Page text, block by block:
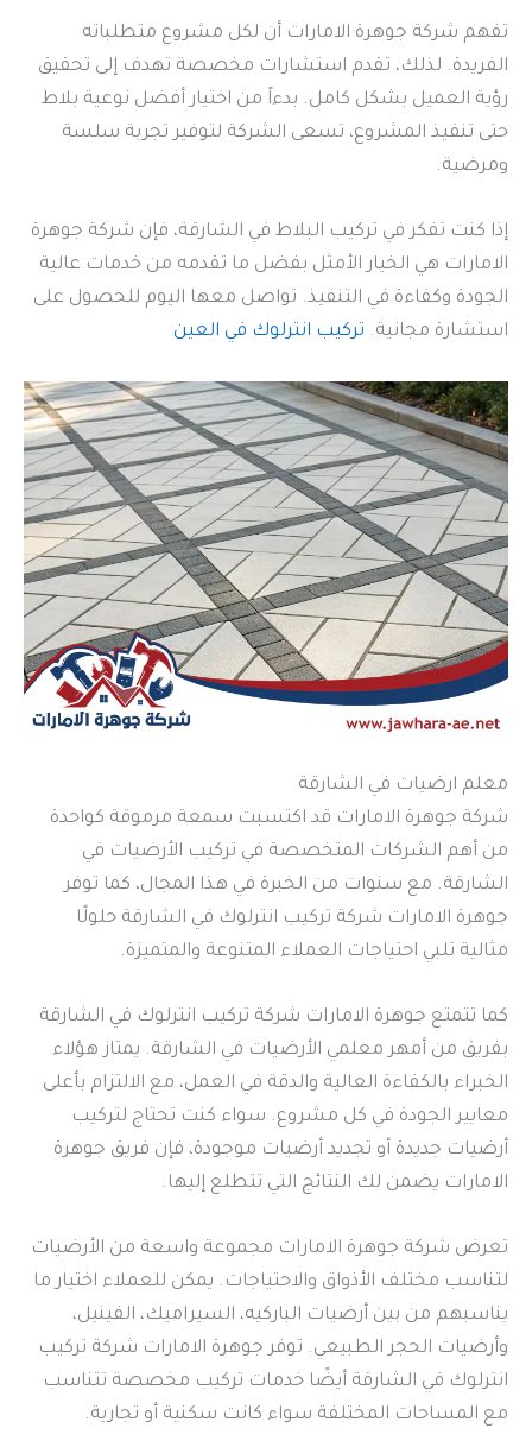
تفهم شركة جوهرة الامارات أن لكل مشروع متطلباته
الفريدة. لذلك، تقدم استشارات مخصصة تهدف إلى تحقيق
رؤية العميل بشكل كامل. بدءاً من اختيار أفضل نوعية بلاط
حتى تنفيذ المشروع، تسعى الشركة لتوفير تجربة سلسة
ومرضية.
إذا كنت تفكر في تركيب البلاط في الشارقة، فإن شركة جوهرة
الامارات هي الخيار الأمثل بفضل ما تقدمه من خدمات عالية
الجودة وكفاءة في التنفيذ. تواصل معها اليوم للحصول على
استشارة مجانية. تركيب انترلوك في العين
معلم ارضيات في الشارقة
شركة جوهرة الامارات قد اكتسبت سمعة مرموقة كواحدة
من أهم الشركات المتخصصة في تركيب الأرضيات في
الشارقة. مع سنوات من الخبرة في هذا المجال، كما توفر
جوهرة الامارات شركة تركيب انترلوك في الشارقة حلولًا
مثالية تلبي احتياجات العملاء المتنوعة والمتميزة.
كما تتمتع جوهرة الامارات شركة تركيب انترلوك في الشارقة
بفريق من أمهر معلمي الأرضيات في الشارقة. يمتاز هؤلاء
الخبراء بالكفاءة العالية والدقة في العمل، مع الالتزام بأعلى
معايير الجودة في كل مشروع. سواء كنت تحتاج لتركيب
أرضيات جديدة أو تجديد أرضيات موجودة، فإن فريق جوهرة
الامارات يضمن لك النتائج التي تتطلع إليها.
تعرض شركة جوهرة الامارات مجموعة واسعة من الأرضيات
لتناسب مختلف الأذواق والاحتياجات. يمكن للعملاء اختيار ما
يناسبهم من بين أرضيات الباركيه، السيراميك، الفينيل،
وأرضيات الحجر الطبيعي. توفر جوهرة الامارات شركة تركيب
انترلوك في الشارقة أيضًا خدمات تركيب مخصصة تتناسب
مع المساحات المختلفة سواء كانت سكنية أو تجارية.